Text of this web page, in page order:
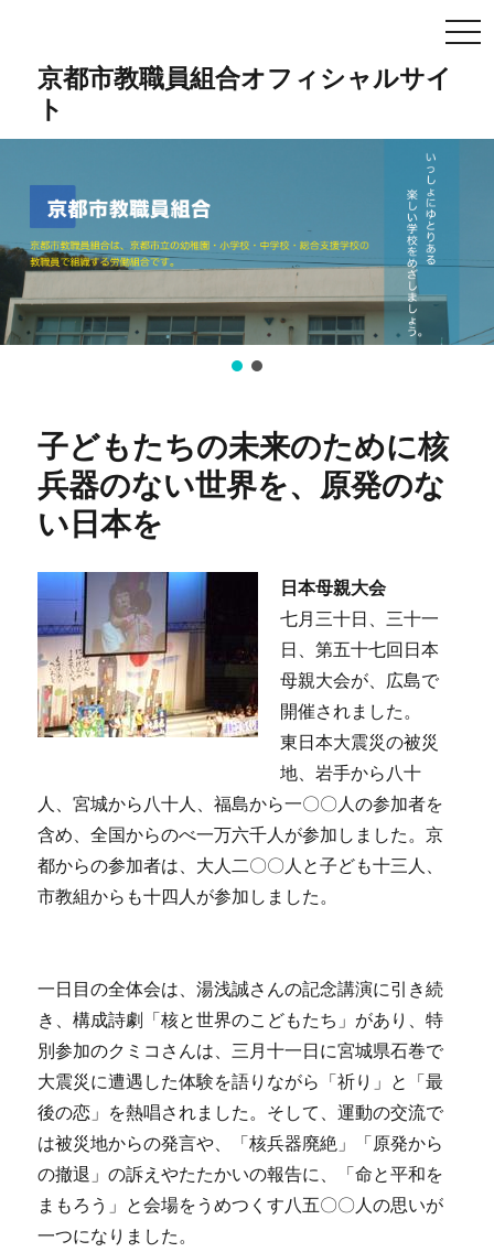
京都市教職員組合オフィシャルサイ
ト
子どもたちの未来のために核
兵器のない世界を、原発のな
い日本を
日本母親大会
七月三十日、三十一
日、第五十七回日本
母親大会が、広島で
開催されました。
東日本大震災の被災
地、岩手から八十
人、宮城から八十人、福島から一〇〇人の参加者を
含め、全国からのべ一万六千人が参加しました。京
都からの参加者は、大人二〇〇人と子ども十三人、
市教組からも十四人が参加しました。
一日目の全体会は、湯浅誠さんの記念講演に引き続
き、構成詩劇「核と世界のこどもたち」があり、特
別参加のクミコさんは、三月十一日に宮城県石巻で
大震災に遭遇した体験を語りながら「祈り」と「最
後の恋」を熱唱されました。そして、運動の交流で
は被災地からの発言や、「核兵器廃絶」「原発から
の撤退」の訴えやたたかいの報告に、「命と平和を
まもろう」と会場をうめつくす八五〇〇人の思いが
一つになりました。